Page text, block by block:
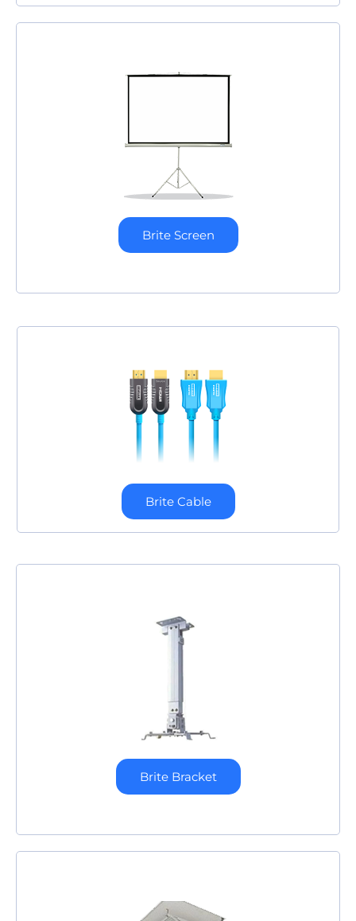
Brite Screen
Brite Cable
Brite Bracket